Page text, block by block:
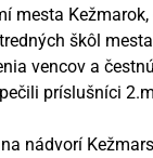
mesta
škôl
vencov a
príslušníci
nádvorí